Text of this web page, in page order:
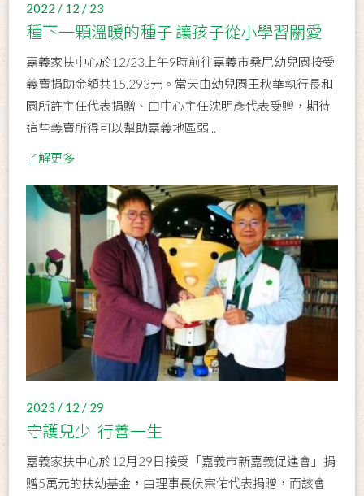
2022 / 12 / 23
種下一顆溫暖的種子 讓孩子從小學習關愛
嘉義家扶中心於12/23上午9時前往嘉義市桑尼幼兒園接受
義賣捐助金額共15,293元。當天由幼兒園王秋華執行長和
園所許主任代表捐贈、由中心主任沈明彥代表受贈，期待
這些義賣所得可以幫助嘉義地區弱...
了解更多
2023 / 12 / 29
守護兒少 行善一生
嘉義家扶中心於12月29日接受「嘉義市新嘉義促進會」捐
贈5萬元的扶幼基金，由理事長侯宗佑代表捐贈，而該會